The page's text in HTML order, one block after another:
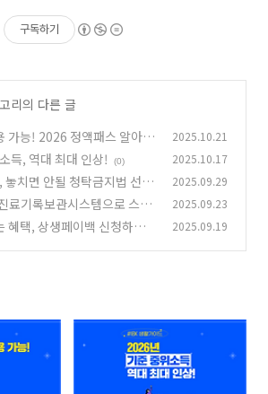
구독하기
리의 다른 글
가능! 2026 정액패스 알아보
2025.10.21
득, 역대 최대 인상! (0) 2025.10.17
치면 안될 청탁금지법 선물
2025.09.29
료기록보관시스템으로 스마
(0)
2025.09.23
혜택, 상생페이백 신청하세
2025.09.19